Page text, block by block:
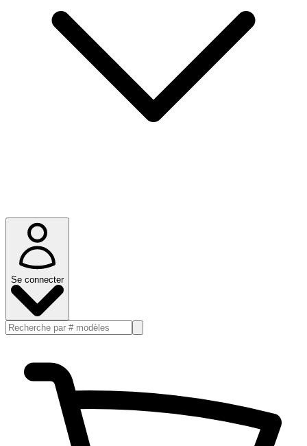
Se connecter